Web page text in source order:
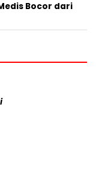
Bocor dari